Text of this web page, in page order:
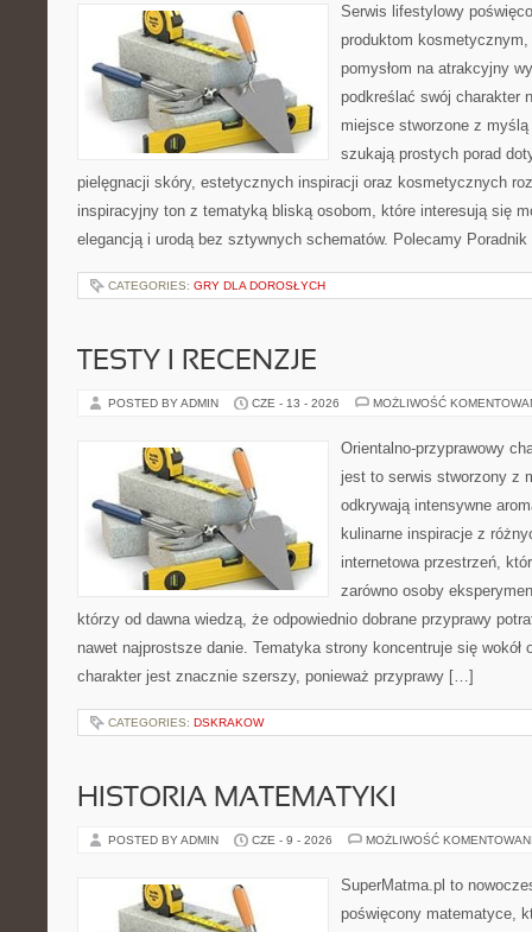
Serwis lifestylowy
produktom
pomysłom na atrakcyjny
podkreślać swój charakter
miejsce stworzone z
szukają prostych porad
pielęgnacji skóry, estetycznych inspiracji oraz kosmetycznych
inspiracyjny ton z tematyką bliską osobom, które interesują się
elegancją i urodą bez sztywnych schematów. Polecamy
CATEGORIES: GRY DLA DOROSŁYCH
TESTY I RECENZJE
POSTED BY ADMIN CZE - 13 - 2026 MOŻLIWOŚĆ
Orientalno-przyprawowy
jest to serwis stworzony z
odkrywają intensywne
kulinarne inspiracje z
internetowa przestrzeń,
zarówno osoby
którzy od dawna wiedzą, że odpowiednio dobrane przyprawy
nawet najprostsze danie. Tematyka strony koncentruje się wokół
charakter jest znacznie szerszy, ponieważ przyprawy […]
CATEGORIES: DSKRAKOW
HISTORIA MATEMATYKI
POSTED BY ADMIN CZE - 9 - 2026 MOŻLIWOŚĆ
SuperMatma.pl to
poświęcony matematyce,